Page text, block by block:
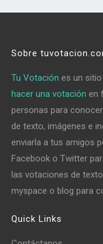
Sobre
Tu Votación es un
hacer una votación en
personas para
de texto, imágenes e
enviarla a tus amigos
Facebook o Twitter
las votaciones de
myspace o blog para
Quick Links